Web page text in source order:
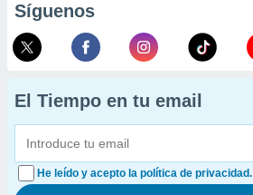
Síguenos
El Tiempo en tu email
He leído y acepto la política de privacidad.